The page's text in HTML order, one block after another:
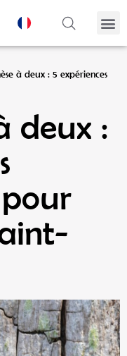
à deux : 5 expériences
deux :